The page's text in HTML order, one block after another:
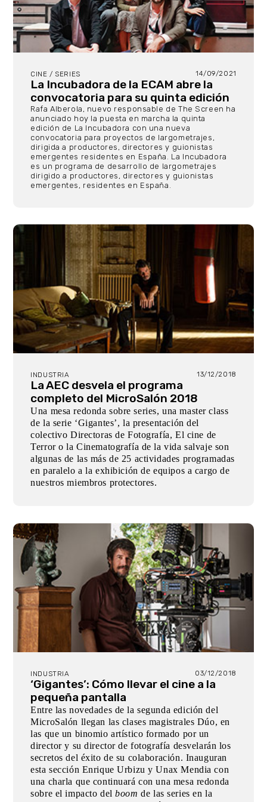
CINE / SERIES 14/09/2021
La Incubadora de la ECAM abre la
convocatoria para su quinta edición
Rafa Alberola, nuevo responsable de The Screen ha
anunciado hoy la puesta en marcha la quinta
edición de La Incubadora con una nueva
convocatoria para proyectos de largometrajes,
dirigida a productores, directores y guionistas
emergentes residentes en España. La Incubadora
es un programa de desarrollo de largometrajes
dirigido a productores, directores y guionistas
emergentes, residentes en España.
INDUSTRIA 13/12/2018
La AEC desvela el programa
completo del MicroSalón 2018
Una mesa redonda sobre series, una master class
de la serie ‘Gigantes’, la presentación del
colectivo Directoras de Fotografía, El cine de
Terror o la Cinematografía de la vida salvaje son
algunas de las más de 25 actividades programadas
en paralelo a la exhibición de equipos a cargo de
nuestros miembros protectores.
INDUSTRIA 03/12/2018
‘Gigantes’: Cómo llevar el cine a la
pequeña pantalla
Entre las novedades de la segunda edición del
MicroSalón llegan las clases magistrales Dúo, en
las que un binomio artístico formado por un
director y su director de fotografía desvelarán los
secretos del éxito de su colaboración. Inauguran
esta sección Enrique Urbizu y Unax Mendia con
una charla que continuará con una mesa redonda
sobre el impacto delboom de las series en la